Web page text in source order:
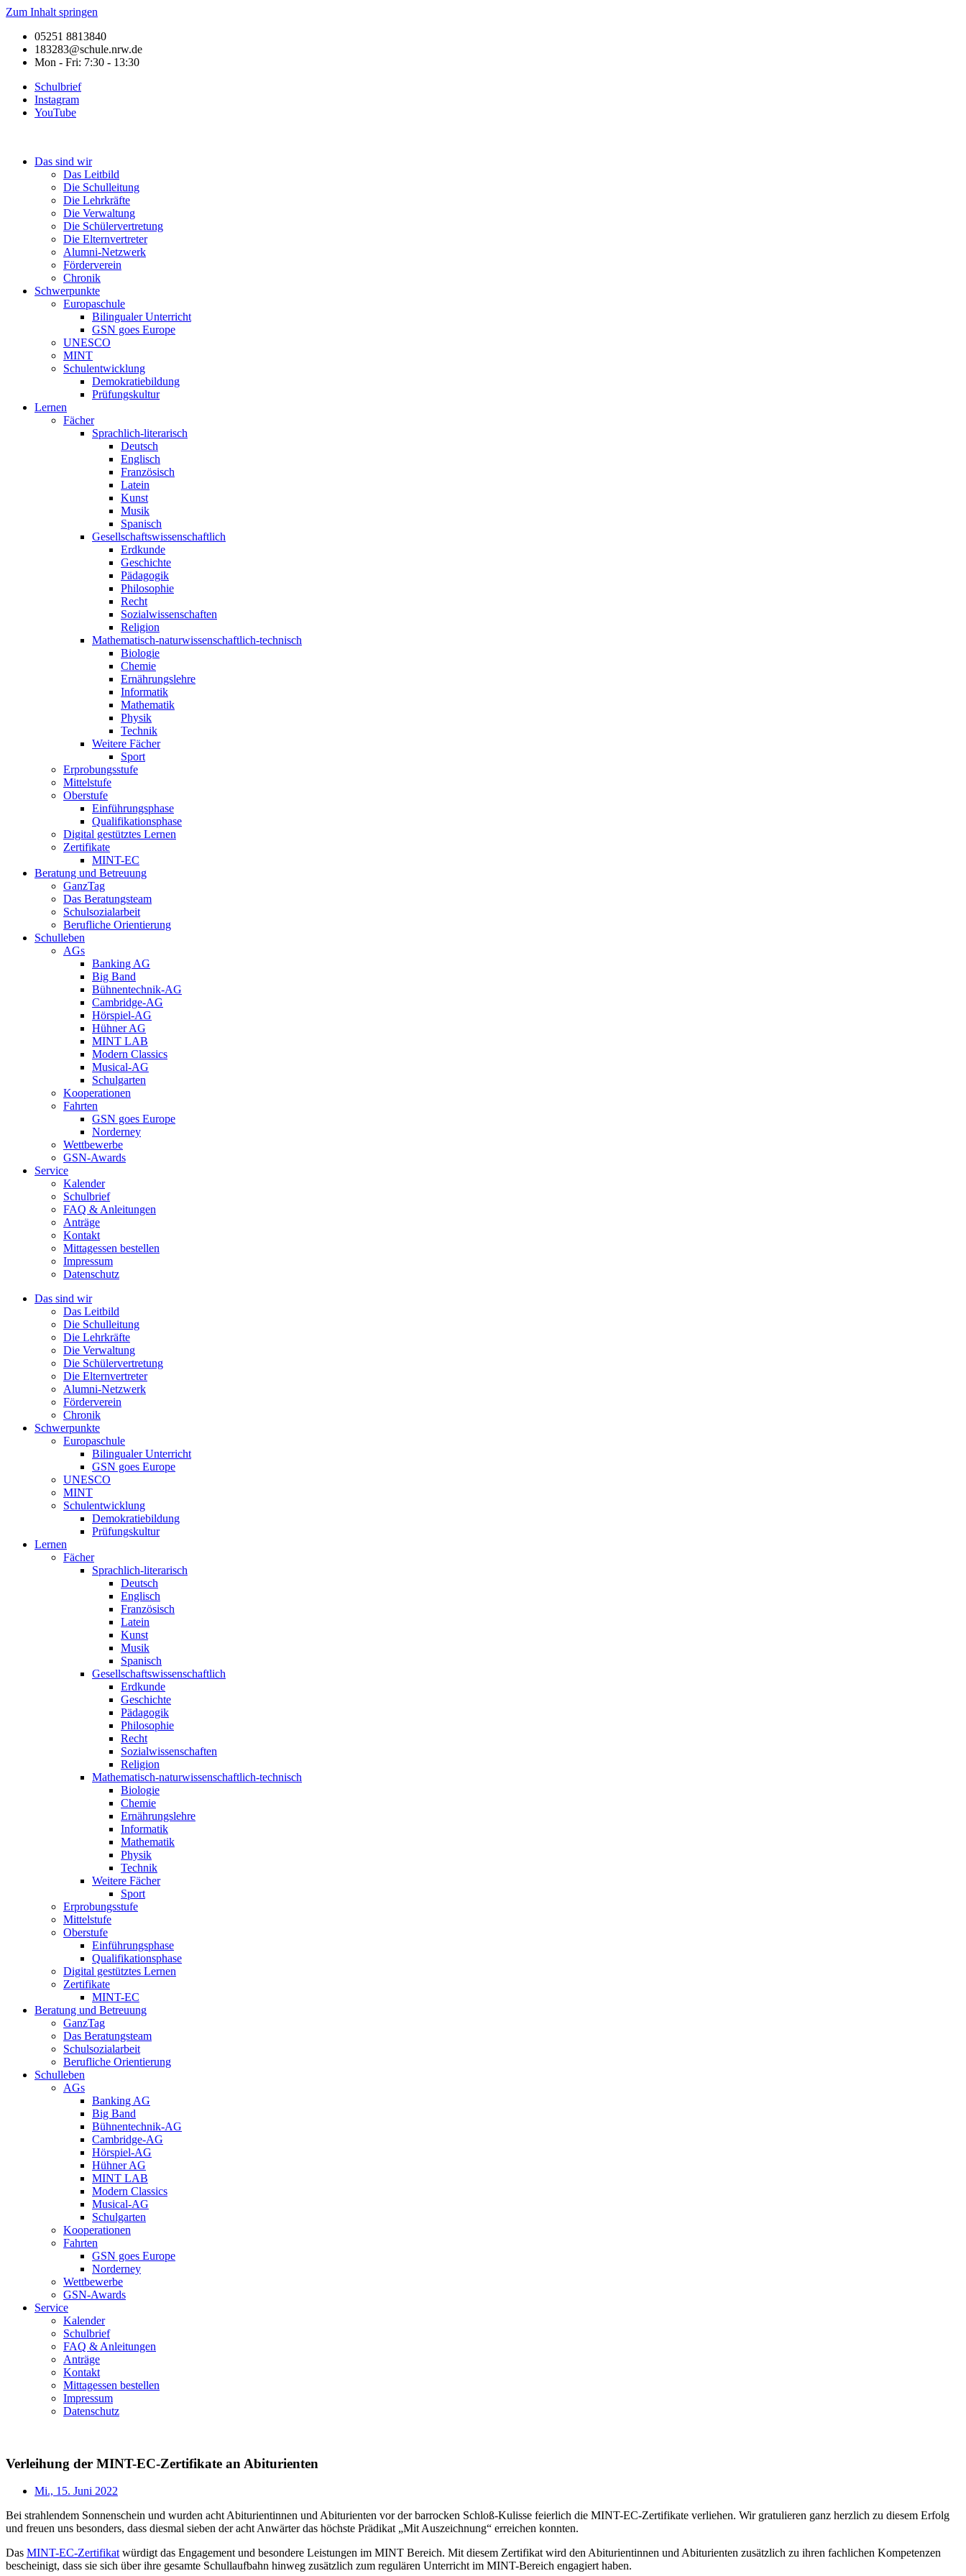
Zum Inhalt springen
05251 8813840
183283@schule.nrw.de
Mon - Fri: 7:30 - 13:30
Schulbrief
Instagram
YouTube
Das sind wir
Das Leitbild
Die Schulleitung
Die Lehrkräfte
Die Verwaltung
Die Schülervertretung
Die Elternvertreter
Alumni-Netzwerk
Förderverein
Chronik
Schwerpunkte
Europaschule
Bilingualer Unterricht
GSN goes Europe
UNESCO
MINT
Schulentwicklung
Demokratiebildung
Prüfungskultur
Lernen
Fächer
Sprachlich-literarisch
Deutsch
Englisch
Französisch
Latein
Kunst
Musik
Spanisch
Gesellschaftswissenschaftlich
Erdkunde
Geschichte
Pädagogik
Philosophie
Recht
Sozialwissenschaften
Religion
Mathematisch-naturwissenschaftlich-technisch
Biologie
Chemie
Ernährungslehre
Informatik
Mathematik
Physik
Technik
Weitere Fächer
Sport
Erprobungsstufe
Mittelstufe
Oberstufe
Einführungsphase
Qualifikationsphase
Digital gestütztes Lernen
Zertifikate
MINT-EC
Beratung und Betreuung
GanzTag
Das Beratungsteam
Schulsozialarbeit
Berufliche Orientierung
Schulleben
AGs
Banking AG
Big Band
Bühnentechnik-AG
Cambridge-AG
Hörspiel-AG
Hühner AG
MINT LAB
Modern Classics
Musical-AG
Schulgarten
Kooperationen
Fahrten
GSN goes Europe
Norderney
Wettbewerbe
GSN-Awards
Service
Kalender
Schulbrief
FAQ & Anleitungen
Anträge
Kontakt
Mittagessen bestellen
Impressum
Datenschutz
Das sind wir
Das Leitbild
Die Schulleitung
Die Lehrkräfte
Die Verwaltung
Die Schülervertretung
Die Elternvertreter
Alumni-Netzwerk
Förderverein
Chronik
Schwerpunkte
Europaschule
Bilingualer Unterricht
GSN goes Europe
UNESCO
MINT
Schulentwicklung
Demokratiebildung
Prüfungskultur
Lernen
Fächer
Sprachlich-literarisch
Deutsch
Englisch
Französisch
Latein
Kunst
Musik
Spanisch
Gesellschaftswissenschaftlich
Erdkunde
Geschichte
Pädagogik
Philosophie
Recht
Sozialwissenschaften
Religion
Mathematisch-naturwissenschaftlich-technisch
Biologie
Chemie
Ernährungslehre
Informatik
Mathematik
Physik
Technik
Weitere Fächer
Sport
Erprobungsstufe
Mittelstufe
Oberstufe
Einführungsphase
Qualifikationsphase
Digital gestütztes Lernen
Zertifikate
MINT-EC
Beratung und Betreuung
GanzTag
Das Beratungsteam
Schulsozialarbeit
Berufliche Orientierung
Schulleben
AGs
Banking AG
Big Band
Bühnentechnik-AG
Cambridge-AG
Hörspiel-AG
Hühner AG
MINT LAB
Modern Classics
Musical-AG
Schulgarten
Kooperationen
Fahrten
GSN goes Europe
Norderney
Wettbewerbe
GSN-Awards
Service
Kalender
Schulbrief
FAQ & Anleitungen
Anträge
Kontakt
Mittagessen bestellen
Impressum
Datenschutz
Verleihung der MINT-EC-Zertifikate an Abiturienten
Mi., 15. Juni 2022
Bei strahlendem Sonnenschein und wurden acht Abiturientinnen und Abiturienten vor der barrocken Schloß-Kulisse feierlich die MINT-EC-Zertifikate verliehen. Wir gratulieren ganz herzlich zu diesem Erfolg
und freuen uns besonders, dass diesmal sieben der acht Anwärter das höchste Prädikat „Mit Auszeichnung“ erreichen konnten.
Das MINT-EC-Zertifikatwürdigt das Engagement und besondere Leistungen im MINT Bereich. Mit diesem Zertifikat wird den Abiturientinnen und Abiturienten zusätzlich zu ihren fachlichen Kompetenzen
bescheinigt, dass sie sich über ihre gesamte Schullaufbahn hinweg zusätzlich zum regulären Unterricht im MINT-Bereich engagiert haben.